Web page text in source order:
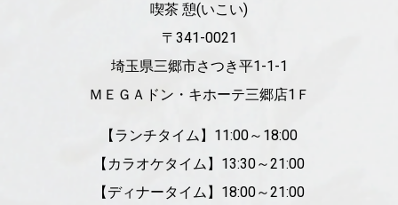
喫茶 憩(いこい)
〒341-0021
埼玉県三郷市さつき平1-1-1
ＭＥＧＡドン・キホーテ三郷店1Ｆ
【ランチタイム】11:00～18:00
【カラオケタイム】13:30～21:00
【ディナータイム】18:00～21:00